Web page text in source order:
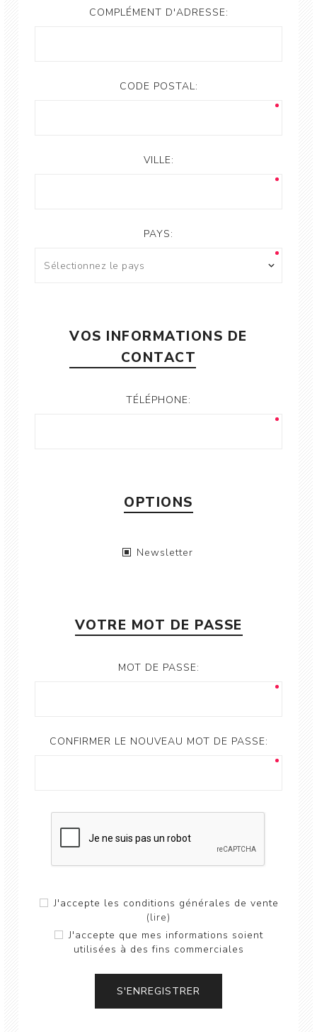
COMPLÉMENT D'ADRESSE:
CODE POSTAL:
VILLE:
PAYS:
VOS INFORMATIONS DE
CONTACT
TÉLÉPHONE:
OPTIONS
Newsletter
VOTRE MOT DE PASSE
MOT DE PASSE:
CONFIRMER LE NOUVEAU MOT DE PASSE:
J'accepte les conditions générales de vente
(lire)
J'accepte que mes informations soient
utilisées à des fins commerciales
S'ENREGISTRER